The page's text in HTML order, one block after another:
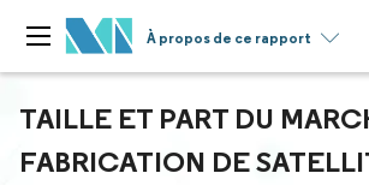
À propos de ce rapport
TAILLE ET PART DU
FABRICATION DE